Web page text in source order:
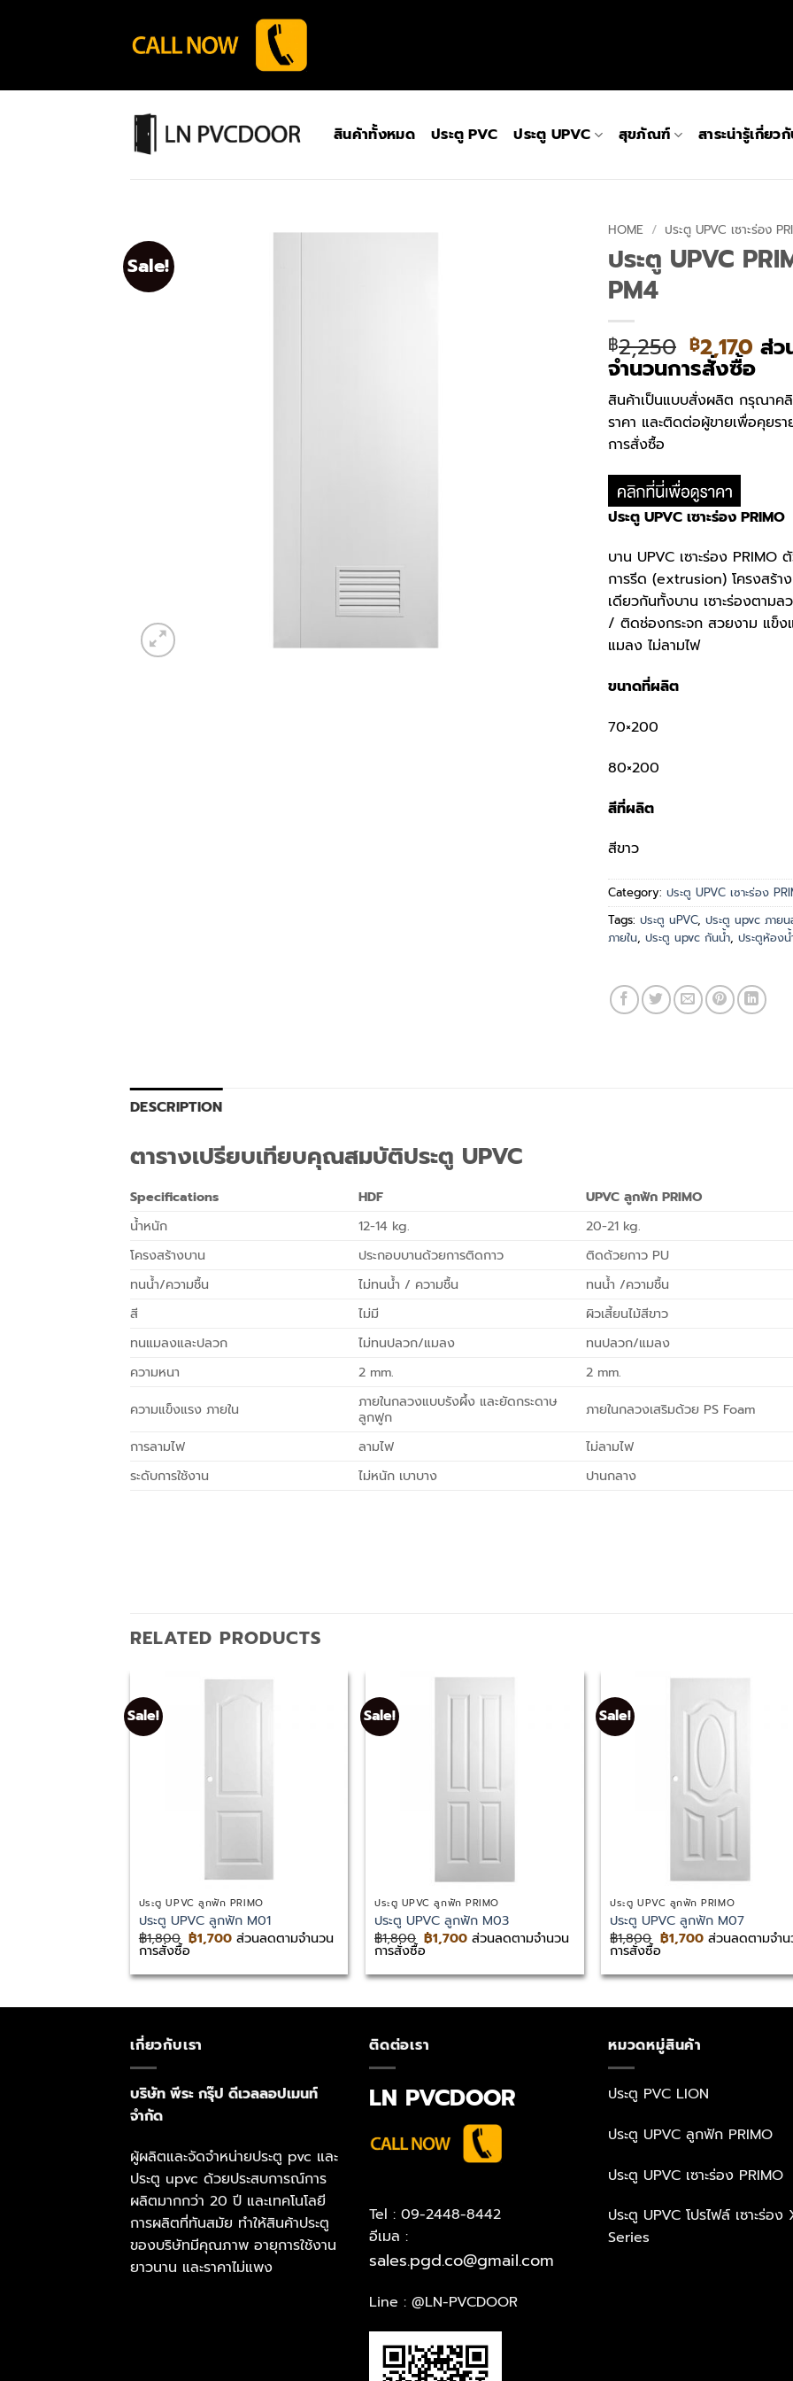
สินค้าทั้งหมด ประตู PVC ประตู UPVC สุขภัณฑ์ สาระน่ารู้เกี่ยว
Sale!
HOME / ประตู UPVC เซาะร่อง
ประตู UPVC
PM4
฿2,250 Original
price
was:
฿2,250.
฿2,170
price
is:
฿
ส่ว
จำนวนการสั่งซื้อ
สินค้าเป็นแบบสั่งผลิต กรุณาค
ราคา และติดต่อผู้ขายเพื่อคุยรา
การสั่งซื้อ
ประตู UPVC เซาะร่อง PRIMO
บาน UPVC เซาะร่อง PRIMO
การรีด (extrusion) โครงสร้า
เดียวกันทั้งบาน เซาะร่องตามล
/ ติดช่องกระจก สวยงาม แข็ง
แมลง ไม่ลามไฟ
ขนาดที่ผลิต
70×200
80×200
สีที่ผลิต
สีขาว
Category: ประตู UPVC เซาะร่อง
Tags: ประตู uPVC, ประตู upvc ภาย
ภายใน, ประตู upvc กันน้ำ, ประตูห้อง
DESCRIPTION
ตารางเปรียบเทียบคุณสมบัติประตู UPVC
Specifications HDF UPVC ลูกฟัก PRIMO
น้ำหนัก
12-14 kg. 20-21 kg.
โครงสร้างบาน
ประกอบบานด้วยการติดกาว ติดด้วยกาว PU
ทนน้ำ/ความชื้น
ไม่ทนน้ำ / ความชื้น ทนน้ำ /ความชื้น
สี
ไม่มี ผิวเสี้ยนไม้สีขาว
ทนแมลงและปลวก
ไม่ทนปลวก/แมลง ทนปลวก/แมลง
ความหนา
2 mm. 2 mm.
ความแข็งแรง ภายใน
ภายในกลวงแบบรังผึ้ง และยัดกระดาษ
ลูกฟูก
ภายในกลวงเสริมด้วย PS Foam
การลามไฟ
ลามไฟ ไม่ลามไฟ
ระดับการใช้งาน
ไม่หนัก เบาบาง ปานกลาง
RELATED PRODUCTS
Sale!
ประตู UPVC ลูกฟัก PRIMO
ประตู UPVC ลูกฟัก M01
฿1,800 Original
price
฿1,800.
฿1,700Current
฿1,700.
ส่วนลดตามจำนวน
การสั่งซื้อ
Sale!
ประตู UPVC ลูกฟัก PRIMO
ประตู UPVC ลูกฟัก M03
฿1,800 Original
price
฿1,800.
฿1,700Current
฿1,700.
ส่วนลดตามจำนวน
การสั่งซื้อ
Sale!
ประตู UPVC ลูกฟัก PRIMO
ประตู UPVC ลูกฟัก M07
฿1,800 Original
price
฿1,800.
฿1,700Current
฿1,700.
ส่วนลดตามจำน
การสั่งซื้อ
เกี่ยวกับเรา
บริษัท พีระ กรุ๊ป ดีเวลลอปเมนท์
จำกัด
ผู้ผลิตและจัดจำหน่ายประตู pvc และ
ประตู upvc ด้วยประสบการณ์การ
ผลิตมากกว่า 20 ปี และเทคโนโลยี
การผลิตที่ทันสมัย ทำให้สินค้าประตู
ของบริษัทมีคุณภาพ อายุการใช้งาน
ยาวนาน และราคาไม่แพง
ติดต่อเรา
LN PVCDOOR
Tel : 09-2448-8442
อีเมล :
sales.pgd.co@gmail.com
Line : @LN-PVCDOOR
หมวดหมู่สินค้า
ประตู PVC LION
ประตู UPVC ลูกฟัก PRIMO
ประตู UPVC เซาะร่อง PRIMO
ประตู UPVC โปรไฟล์ เซาะร่อง
Series